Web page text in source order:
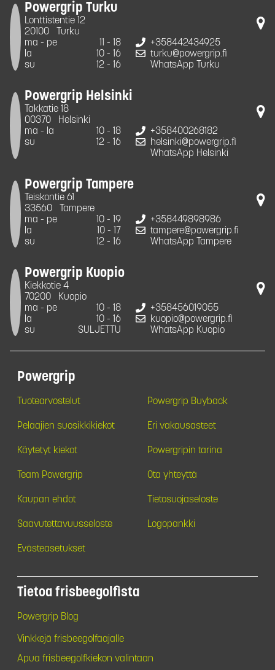
Powergrip Turku
Lonttistentie 12
20100
Turku
ma - pe
11 - 18
la
10 - 16
su
12 - 16
+358442434925
turku@powergrip.fi
WhatsApp Turku
Powergrip Helsinki
Takkatie 18
00370
Helsinki
ma - la
10 - 18
su
12 - 16
+358400268182
helsinki@powergrip.fi
WhatsApp Helsinki
Powergrip Tampere
Teiskontie 61
33560
Tampere
ma - pe
10 - 19
la
10 - 17
su
12 - 16
+358449898986
tampere@powergrip.fi
WhatsApp Tampere
Powergrip Kuopio
Kiekkotie 4
70200
Kuopio
ma - pe
10 - 18
la
10 - 16
su
SULJETTU
+358456019055
kuopio@powergrip.fi
WhatsApp Kuopio
Powergrip
Tuotearvostelut Powergrip Buyback
Pelaajien suosikkikiekot Eri vakausasteet
Käytetyt kiekot Powergripin tarina
Team Powergrip Ota yhteyttä
Kaupan ehdot Tietosuojaseloste
Saavutettavuusseloste Logopankki
Evästeasetukset
Tietoa frisbeegolfista
Powergrip Blog
Vinkkejä frisbeegolfaajalle
Apua frisbeegolfkiekon valintaan